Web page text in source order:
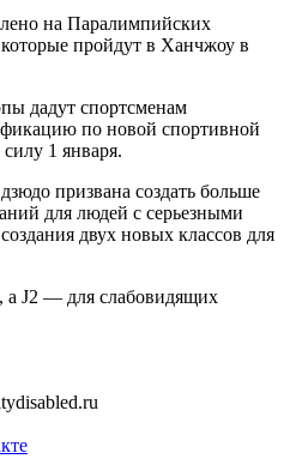
на Паралимпийских
пройдут в Ханчжоу в
дадут спортсменам
по новой спортивной
1 января.
призвана создать больше
для людей с серьезными
двух новых классов для
а J2 — для слабовидящих